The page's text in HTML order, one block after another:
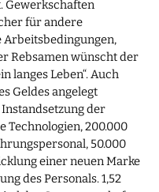
Gewerkschaften
für andere
Rebsamen wünscht der
langes Leben“. Auch
Geldes angelegt
der
Technologien, 200.000
50.000
einer neuen Marke
des Personals. 1,52